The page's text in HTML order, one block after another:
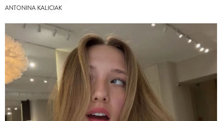
ANTONINA KALICIAK